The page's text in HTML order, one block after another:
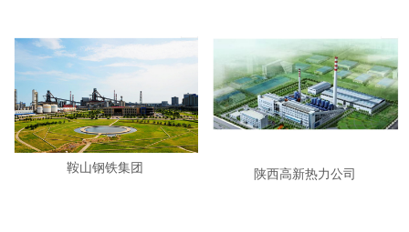
鞍山钢铁集团 陕西高新热力公司